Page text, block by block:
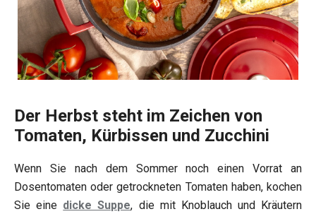
Der Herbst steht im Zeichen von
Tomaten, Kürbissen und Zucchini
Wenn Sie nach dem Sommer noch einen Vorrat an
Dosentomaten oder getrockneten Tomaten haben, kochen
Sie eine dicke Suppe, die mit Knoblauch und Kräutern